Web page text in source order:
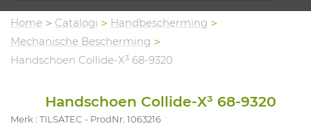
Home Catalogi
Handbescherming
Mechanische Bescherming
Handschoen Collide-X³ 68-9320
Handschoen Collide-X³ 68-9320
Merk : TILSATEC ProdNr. 1063216